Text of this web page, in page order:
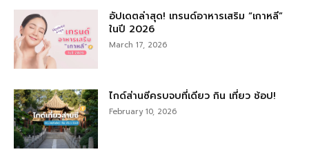
อัปเดตล่าสุด! เทรนด์อาหารเสริม “เกาหลี”
ในปี 2026
March 17, 2026
ไกด์ส่านซีครบจบที่เดียว กิน เที่ยว ช้อป!
February 10, 2026